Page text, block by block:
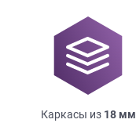
Каркасы из 18мм